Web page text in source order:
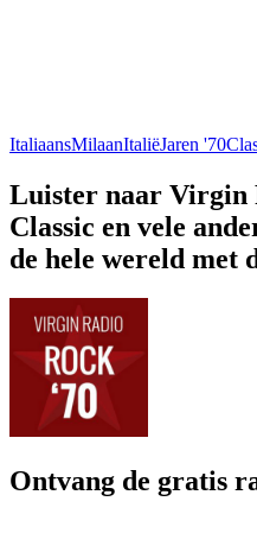
ItaliaansMilaanItaliëJaren '70
Luister naar Virgin
Classic en vele
de hele wereld met
Ontvang de gratis